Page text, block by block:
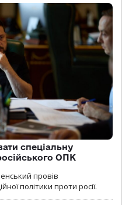
спеціальну
ОПК
провів
політики проти росії.